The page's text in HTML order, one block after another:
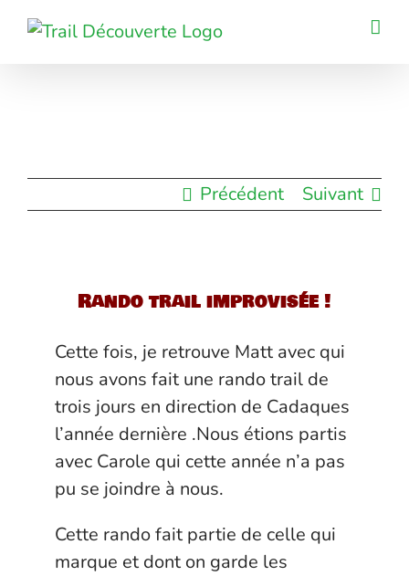
Passer
Précédent Suivant
Rando trail improvisée !
Cette fois, je retrouve Matt avec qui
nous avons fait une rando trail de
trois jours en direction de Cadaques
l’année dernière .Nous étions partis
avec Carole qui cette année n’a pas
pu se joindre à nous.
Cette rando fait partie de celle qui
marque et dont on garde les